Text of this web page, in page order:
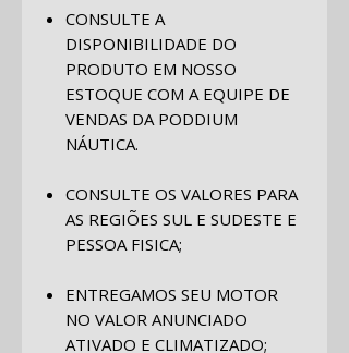
CONSULTE A
DISPONIBILIDADE DO
PRODUTO EM NOSSO
ESTOQUE COM A EQUIPE DE
VENDAS DA PODDIUM
NÁUTICA.
CONSULTE OS VALORES PARA
AS REGIÕES SUL E SUDESTE E
PESSOA FISICA;
ENTREGAMOS SEU MOTOR
NO VALOR ANUNCIADO
ATIVADO E CLIMATIZADO;